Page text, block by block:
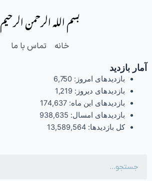
بسم الله الرحمن الرحیم
خانه تماس با ما
آمار بازدید
بازدیدهای امروز: 6,750
بازدیدهای دیروز: 1,219
بازدیدهای این ماه: 174,637
بازدیدهای امسال: 938,635
کل بازدیدها: 13,589,564